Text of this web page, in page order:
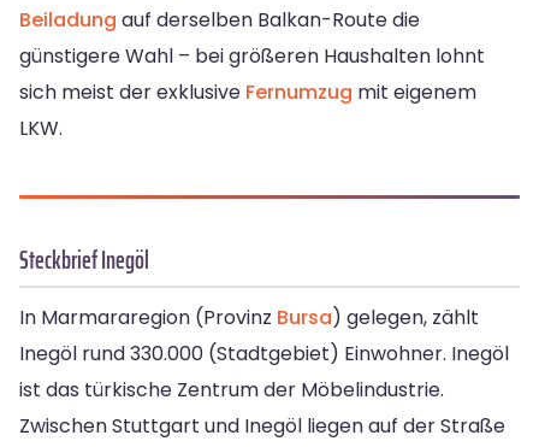
Beiladung auf derselben Balkan-Route die
günstigere Wahl – bei größeren Haushalten lohnt
sich meist der exklusive Fernumzug mit eigenem
LKW.
Steckbrief Inegöl
In Marmararegion (Provinz Bursa) gelegen, zählt
Inegöl rund 330.000 (Stadtgebiet) Einwohner. Inegöl
ist das türkische Zentrum der Möbelindustrie.
Zwischen Stuttgart und Inegöl liegen auf der Straße